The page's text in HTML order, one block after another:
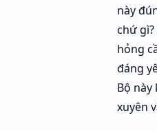
này
chứ
hỏng
đáng
Bộ
xuyên